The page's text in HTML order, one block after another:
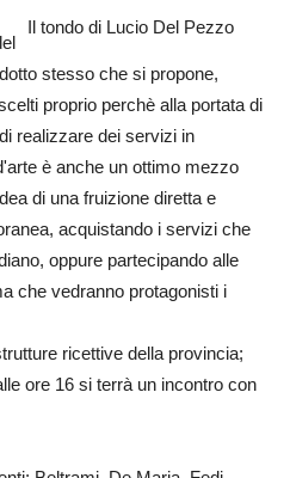
Il tondo di Lucio Del Pezzo
stesso che si propone,
proprio perchè alla portata di
realizzare dei servizi in
è anche un ottimo mezzo
di una fruizione diretta e
acquistando i servizi che
oppure partecipando alle
che vedranno protagonisti i
ricettive della provincia;
ore 16 si terrà un incontro con